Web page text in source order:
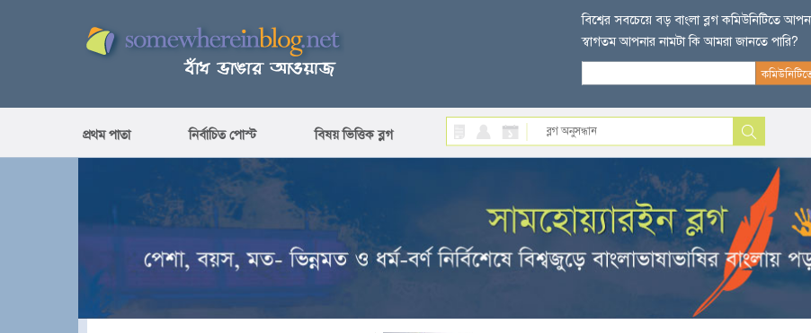
বিশ্বের সবচেয়ে বড় বাংলা ব্লগ কমিউনিটিতে
স্বাগতম আপনার নামটা কি আমরা জানতে পারি?
প্রথম পাতা নির্বাচিত পোস্ট বিষয় ভিত্তিক ব্লগ